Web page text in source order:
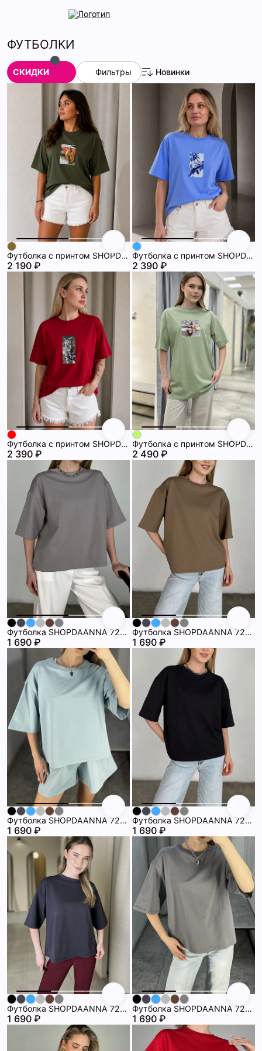
ФУТБОЛКИ
СКИДКИ Фильтры Новинки
Футболка с принтом SHOPDAANNA 72463092\709
2 190 ₽
Футболка с принтом SHOPDAANNA 72463090\20
2 390 ₽
Футболка с принтом SHOPDAANNA 72463088\17
2 390 ₽
Футболка с принтом SHOPDAANNA 72462871\805
2 490 ₽
Футболка SHOPDAANNA 72460007\436
1 690 ₽
Футболка SHOPDAANNA 72460007\323
1 690 ₽
Футболка SHOPDAANNA 72460007\20
1 690 ₽
Футболка SHOPDAANNA 72460007\15
1 690 ₽
Футболка SHOPDAANNA 72460007\1258
1 690 ₽
Футболка SHOPDAANNA 72460007\10
1 690 ₽